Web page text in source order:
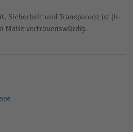
Sicherheit und Transparenz ist jh-
Maße vertrauenswürdig.